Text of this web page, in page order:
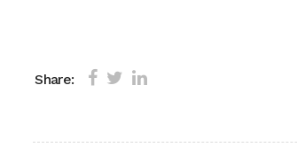
Share: